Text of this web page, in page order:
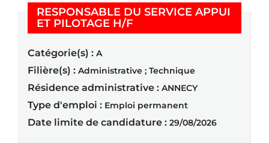
RESPONSABLE DU SERVICE APPUI
ET PILOTAGE H/F(Nouvelle fenêtre)
Catégorie(s) : A
Filière(s) : Administrative ; Technique
Résidence administrative : ANNECY
Type d'emploi : Emploi permanent
Date limite de candidature : 29/08/2026